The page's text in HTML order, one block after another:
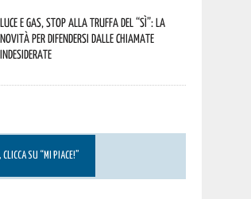
Luce e gas, stop alla truffa del “Sì”: la
novità per difendersi dalle chiamate
indesiderate
CLICCA SU “MI PIACE!”